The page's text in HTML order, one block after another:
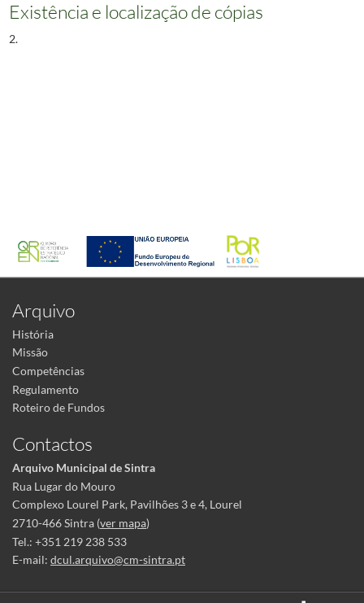
Existência e localização de cópias
2.
Arquivo
História
Missão
Competências
Regulamento
Roteiro de Fundos
Contactos
Arquivo Municipal de Sintra
Rua Lugar do Mouro
Complexo Lourel Park, Pavilhões 3 e 4, Lourel
2710-466 Sintra (ver mapa)
Tel.: +351 219 238 533
E-mail: dcul.arquivo@cm-sintra.pt